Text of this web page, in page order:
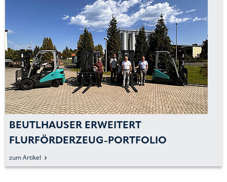
BEUTLHAUSER ERWEITERT
FLURFÖRDERZEUG-PORTFOLIO
zum Artikel